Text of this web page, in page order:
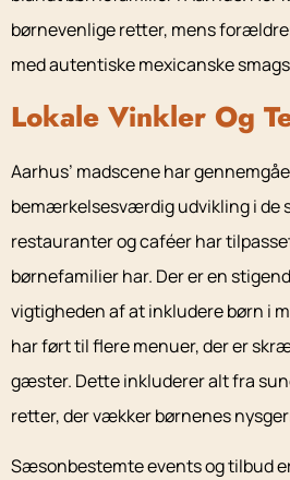
børnevenlige retter, mens
med autentiske mexicanske
Lokale Vinkler Og
Aarhus’ madscene har
bemærkelsesværdig udvikling i de
restauranter og caféer har
børnefamilier har. Der er en
vigtigheden af at inkludere børn i
har ført til flere menuer, der er
gæster. Dette inkluderer alt fra
retter, der vækker børnenes
Sæsonbestemte events og tilbud